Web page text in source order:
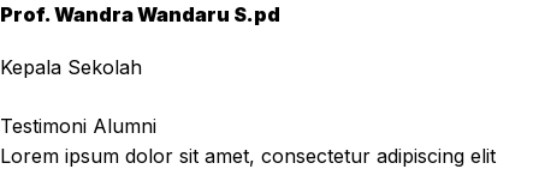
Prof. Wandra Wandaru S.pd
Kepala Sekolah
Testimoni Alumni
Lorem ipsum dolor sit amet, consectetur adipiscing elit